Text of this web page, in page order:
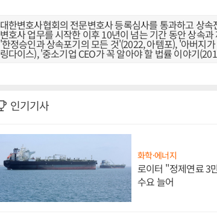
대한변호사협회의 전문변호사 등록심사를 통과하고 상
변호사 업무를 시작한 이후 10년이 넘는 기간 동안 상속
'한정승인과 상속포기의 모든 것'(2022, 아템포), '아버지
링다이스), '중소기업 CEO가 꼭 알아야 할 법률 이야기
인기기사
화학·에너지
로이터 "정제연료 3
수요 늘어